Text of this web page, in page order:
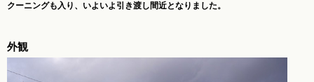
クーニングも入り、 いよいよ引き渡し間近となりました。
外観